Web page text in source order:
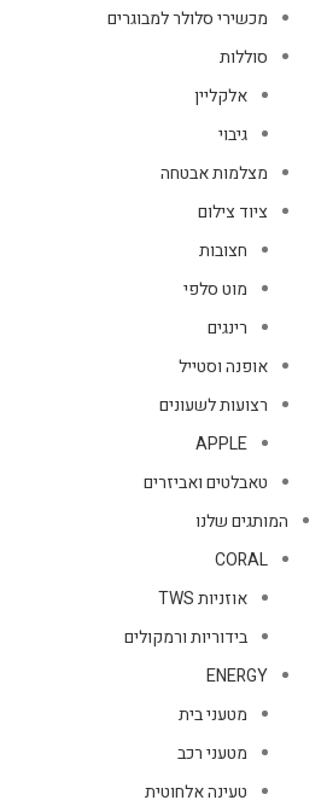
מכשירי סלולר למבוגרים
סוללות
אלקליין
גיבוי
מצלמות אבטחה
ציוד צילום
חצובות
מוט סלפי
רינגים
אופנה וסטייל
רצועות לשעונים
APPLE
טאבלטים ואביזרים
המותגים שלנו
CORAL
אוזניות TWS
בידוריות ורמקולים
ENERGY
מטעני בית
מטעני רכב
טעינה אלחוטית